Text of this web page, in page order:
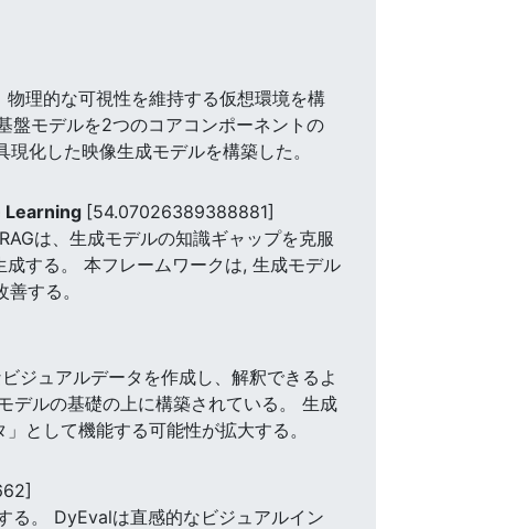
理的な可視性を維持する仮想環境を構
盤モデルを2つのコアコンポーネントの
化した映像生成モデルを構築した。
Learning [54.07026389388881]
は、生成モデルの知識ギャップを克服
する。 本フレームワークは, 生成モデル
する。
ジュアルデータを作成し、解釈できるよ
デルの基礎の上に構築されている。 生成
として機能する可能性が拡大する。
る。 DyEvalは直感的なビジュアルイン